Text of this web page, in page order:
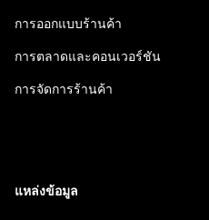
การออกแบบร้านค้า
การตลาดและคอนเวอร์ชัน
การจัดการร้านค้า
แหล่งข้อมูล